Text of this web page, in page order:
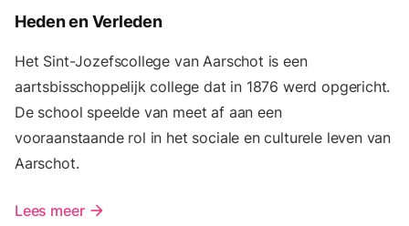
Heden en Verleden
Het Sint-Jozefscollege van Aarschot is een
aartsbisschoppelijk college dat in 1876 werd opgericht.
De school speelde van meet af aan een
vooraanstaande rol in het sociale en culturele leven van
Aarschot.
Lees meer arrow_forward